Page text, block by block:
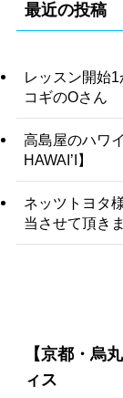
最近の投稿
レッスン開始
コギのOさん
高島屋のハワ
HAWAI’I】
ネッツトヨタ
当させて頂き
【京都・烏
ィス